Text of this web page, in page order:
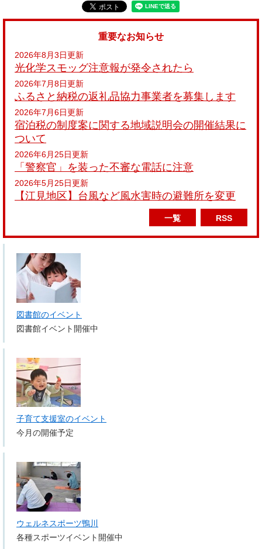
重要なお知らせ
2026年8月3日更新
光化学スモッグ注意報が発令されたら
2026年7月8日更新
ふるさと納税の返礼品協力事業者を募集します
2026年7月6日更新
宿泊税の制度案に関する地域説明会の開催結果に
ついて
2026年6月25日更新
「警察官」を装った不審な電話に注意
2026年5月25日更新
【江見地区】台風など風水害時の避難所を変更
一覧 RSS
図書館のイベント
図書館イベント開催中
子育て支援室のイベント
今月の開催予定
ウェルネスポーツ鴨川
各種スポーツイベント開催中